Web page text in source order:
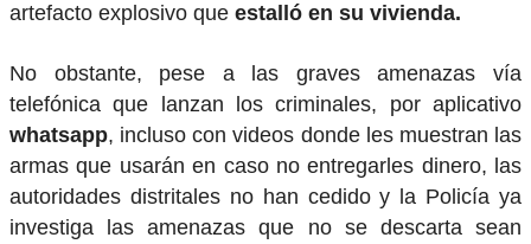
artefacto explosivo que estalló en su vivienda.
No obstante, pese a las graves amenazas vía
telefónica que lanzan los criminales, por aplicativo
whatsapp, incluso con videos donde les muestran las
armas que usarán en caso no entregarles dinero, las
autoridades distritales no han cedido y la Policía ya
investiga las amenazas que no se descarta sean